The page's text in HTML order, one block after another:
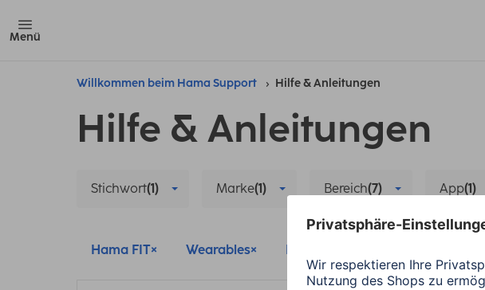
Menü
Willkommen beim Hama Support Hilfe & Anleitungen
Hilfe & Anleitungen
Stichwort(1) Marke(1) Bereich(7) App(1)
Hama FIT Wearables Hama